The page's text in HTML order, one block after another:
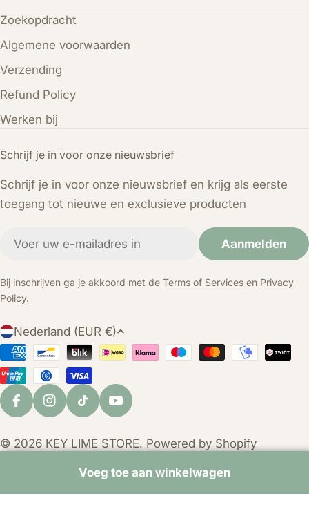
Schrijf je in voor onze nieuwsbrief
Schrijf je in voor onze nieuwsbrief en krijg als eerste
toegang tot nieuwe en exclusieve producten
Aanmelden
Bij inschrijven ga je akkoord met de Terms of Services en Privacy
Policy.
Zoekopdracht
Algemene voorwaarden
Verzending
Refund Policy
Werken bij
L
a
n
d
/
e
g
o
Nederland (EUR €)
Betaalmethoden
FacebookInstagram
TikTokYouTube
© 2026 KEY LIME STORE. Powered by Shopify
Voeg toe aan winkelwagen